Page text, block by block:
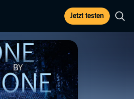
Jetzt testen